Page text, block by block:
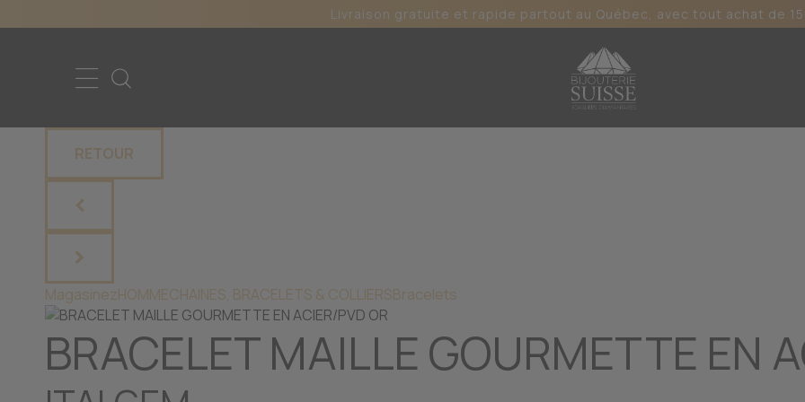
Livraison gratuite et rapide partout au Québec, avec tout achat de
RETOUR
MagasinezHOMMECHAINES, BRACELETS & COLLIERSBracelets
BRACELET MAILLE GOURMETTE EN